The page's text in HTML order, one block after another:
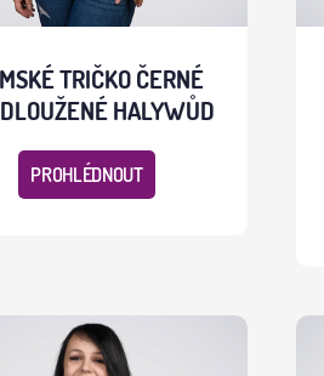
TRIČKO ČERNÉ
HALYWŮD
PROHLÉDNOUT